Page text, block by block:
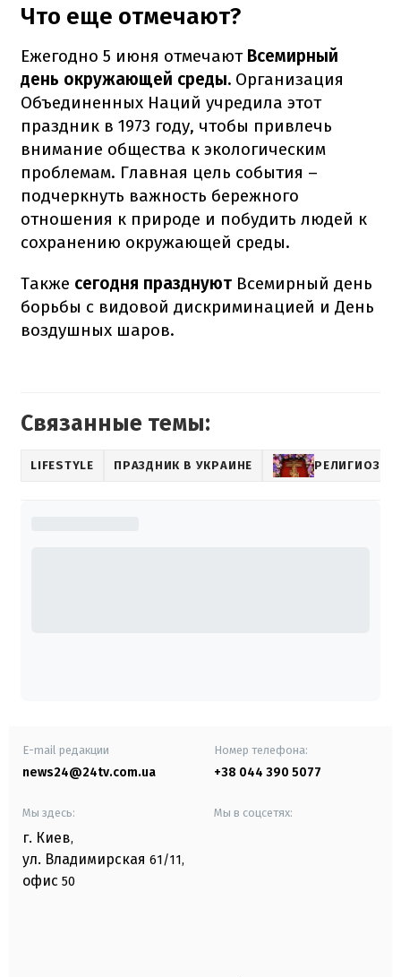
Что еще отмечают?
Ежегодно 5 июня отмечают Всемирный
день окружающей среды. Организация
Объединенных Наций учредила этот
праздник в 1973 году, чтобы привлечь
внимание общества к экологическим
проблемам. Главная цель события –
подчеркнуть важность бережного
отношения к природе и побудить людей к
сохранению окружающей среды.
Также сегодня празднуют Всемирный день
борьбы с видовой дискриминацией и День
воздушных шаров.
Связанные темы:
LIFESTYLE ПРАЗДНИК В УКРАИНЕ
E-mail редакции
news24@24tv.com.ua
Номер телефона:
+38 044 390 5077
Мы здесь:
г. Киев,
ул. Владимирская 61/11,
офис 50
Мы в соцсетях: